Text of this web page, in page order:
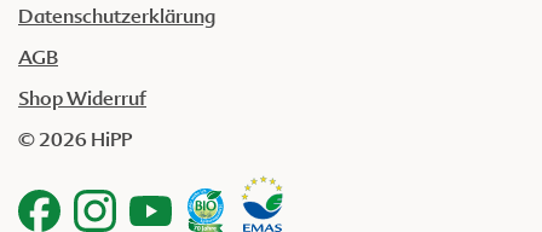
Datenschutzerklärung
AGB
Shop Widerruf
© 2026 HiPP